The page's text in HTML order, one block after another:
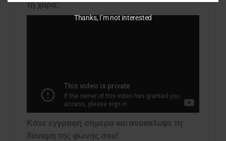
τη χαρά;
Κάνε εγγραφή σήμερα και ανακάλυψε τη
δύναμη της φωνής σου!
Thanks, I’m not interested